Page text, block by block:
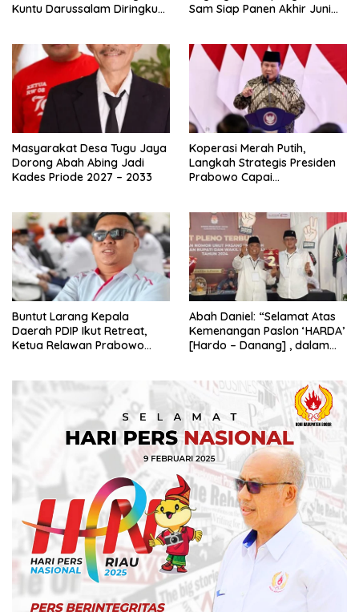
Kuntu Darussalam Diringkus
Sam Siap Panen Akhir Juni
Masyarakat Desa Tugu Jaya
Dorong Abah Abing Jadi
Kades Priode 2027 – 2033
Koperasi Merah Putih,
Langkah Strategis Presiden
Prabowo Capai
Buntut Larang Kepala
Daerah PDIP Ikut Retreat,
Ketua Relawan Prabowo
Abah Daniel: “Selamat Atas
Kemenangan Paslon ‘HARDA’
[Hardo – Danang] , dalam